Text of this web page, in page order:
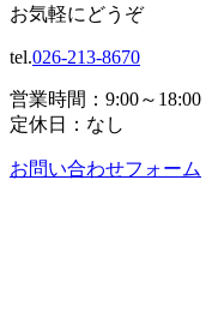
お気軽にどうぞ
tel.026-213-8670
営業時間：9:00～18:00
定休日：なし
お問い合わせフォーム